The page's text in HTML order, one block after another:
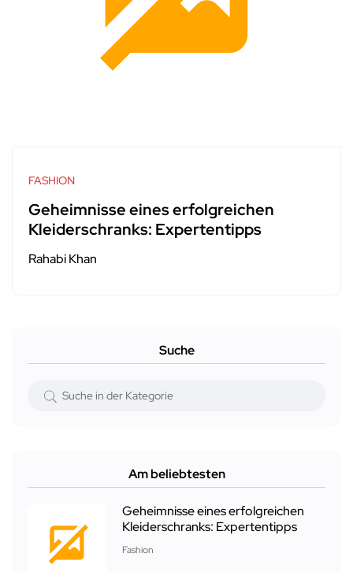
FASHION
Geheimnisse eines erfolgreichen
Kleiderschranks: Expertentipps
Rahabi Khan
Suche
Am beliebtesten
Geheimnisse eines erfolgreichen
Kleiderschranks: Expertentipps
Fashion